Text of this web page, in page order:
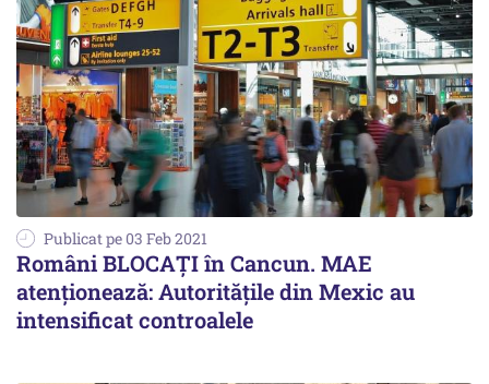
Publicat pe 03 Feb 2021
Români BLOCAȚI în Cancun. MAE
atenționează: Autoritățile din Mexic au
intensificat controalele